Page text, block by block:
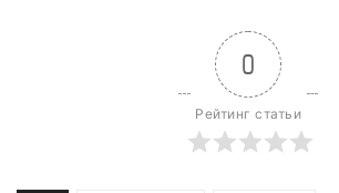
0
Рейтинг статьи